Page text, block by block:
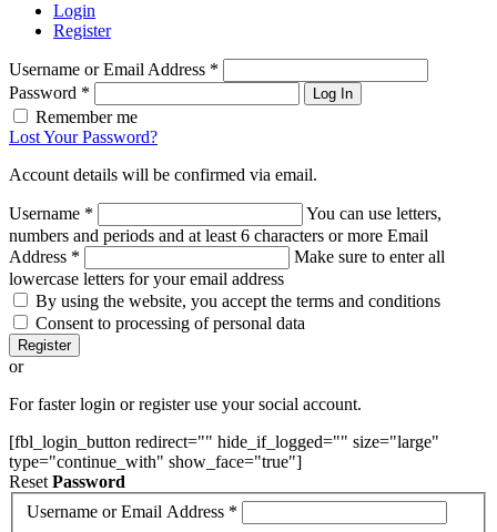
Login
Register
Username or Email Address *
Password * Log In
Remember me
Lost Your Password?
Account details will be confirmed via email.
Username *
You can use letters,
numbers and periods and at least 6 characters or more Email
Address *
Make sure to enter all
lowercase letters for your email address
By using the website, you accept the terms and conditions
Consent to processing of personal data
Register
or
For faster login or register use your social account.
[fbl_login_button redirect="" hide_if_logged="" size="large"
type="continue_with" show_face="true"]
ResetPassword
Username or Email Address *